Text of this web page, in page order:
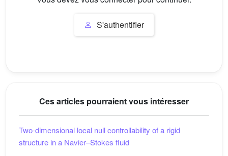
S'authentifier
Ces articles pourraient vous intéresser
Two-dimensional local null controllability of a rigid
structure in a Navier–Stokes fluid